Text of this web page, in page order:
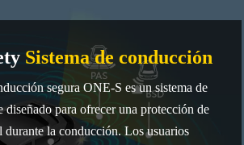
Sistema de conducción
segura ONE-S es un sistema de
para ofrecer una protección de
durante la conducción. Los usuarios